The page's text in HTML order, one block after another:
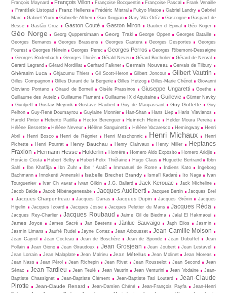
François Maynard François Villon Françoise Bocquentin Françoise Pascal
Frank Venaille
František Listopad
Franz Hellens Frédéric Mistral Fukyo Matoa Gabriel Landry
Gabriel
Marc
Gabriel Yturri Gabrielle Althen Gao Xingjian Gary Vila Ortíz Gascogne
Gaspard de
Besse
Gastão Cruz Gaston Couté Gaston Miron Gautier d Épinal Géo Koger
Géo Norge Georg Quppersimaan Georg Trakl George Oppen
Georges Bataille
Georges Bernanos
Georges Brassens Georges Castera Georges Desportes
Georges
Fourest
Georges Hénein Georges Perec Georges Perros
Georges Ribemont-Dessaigne
Georges Rodenbach
Georges Thinès Gérald Neveu Gérard Bocholier
Gérard de Nerval
Gérard Legrand
Gérard Mordillat Gerhard Falkner Germain Nouveau Gervais de Tilbury
Ghérasim Luca Ghjacumu Thiers Gil Scott-Heron Gilbert Joncour Gilbert Vautrin
Gilles Compagnon Gilles Durant de la Bergerie Gilles Hetzog Gilles-Marie Chénot
Giovanni
Gioviano Pontano
Giraud de Borneil Gisèle Prassinos Giuseppe Ungaretti
Goethe
Guillaume des Autelz
Guillaume Flamant Guillaume IX d Aquitaine Guillevic
Günter Navky
Gurdjieff
Gustav Meyrink Gustave Flaubert Guy de Maupassant Guy Goffette
Guy
Pelhon
Guy-René Dou­may­rou Guylaine Monnier Han-Shan Hans Liep
Haris Vlavianos
Harold Pinter
Heberto Padilla Hector Berenguer Heinrich Heine
Helder Moura Pereira
Hélène Bessette
Hélène Neveur Hélène Sanguinetti Hélène Vacaresco Hemingway
Henri
Abril
Henri Bosco Henri de Régnier Henri Meschonnic Henri Michaux
Henri
Pichette
Henri Pourrat Henry Bauchau Henry Clairvaux Henry Miller
Heptanes
Fraxion
Hermann Hesse Hölderlin Homère Homero Aldo Expósito
Homero Aridjis
Horácio Costa
Hubert Selby Hubert-Felix Thiéfaine Hugo Claus Huguette Bertrand
Ibbn
Sahl
Ibn Khafâja Ibn Zuhr Ibn ‘ Arabî Immanuel de Rome Indiens Kato
Ingeborg
Bachmann
Innokenti Annenski Isabelle Brechet Brandy Ismaïl Kadaré Ito Naga
Ivan
Tourgueniev
Ivar Ch vavar Iwan Gilkin J.G. Ballard Jack Kerouac
Jack Micheline
Jacob Balde
Jacob Nibénegenesabe Jacques Audiberti Jacques Bertin Jacques Brel
Jacques Charpentreau Jacques Darras Jacques Dupin Jacques Grévin
Jacques
Higelin
Jacques Izoard Jacques Josse Jacques Peletier du Mans Jacques Réda
Jacques Rey-Charlier Jacques Roubaud Jaime Gil de Biedma Jalal El Hakmaoui
James Joyce James Sacré Jan Baetens Jànluc Sauvaigo Japh Eiios
Jasmin
Jasmin Limans
Jaufré Rudel Jayne Cortez Jean Arbousset Jean Camille Moison
Jean Cayrol Jean Cocteau Jean de Boschère Jean de Sponde Jean Dubuffet
Jean
Follain
Jean Giono Jean Giraudoux Jean Grosjean Jean Joubert
Jean Lestavel
Jean Lorrain
Jean Malaplate Jean Malrieu Jean Métellus Jean Molinet
Jean Moreas
Jean Nass
Jean Pérol Jean Richepin Jean Rivet Jean Rousselot Jean Second
Jean
Sénac
Jean Tardieu Jean Teulé Jean Vautrin Jean Venturini Jean Vodaine
Jean-
Baptiste Chassignet
Jean-Baptiste Clément Jean-Baptiste Tati Loutard
Jean-Claude
Pirotte
Jean-Claude Renard Jean-Damien Chéné Jean-François Payfa
Jean-Henri